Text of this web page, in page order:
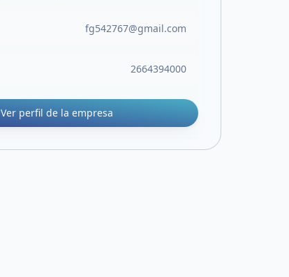
fg542767@gmail.com
2664394000
Ver perfil de la empresa